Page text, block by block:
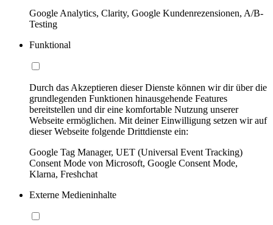
Google Analytics, Clarity, Google Kundenrezensionen, A/B-
Testing
Funktional
Durch das Akzeptieren dieser Dienste können wir dir über die
grundlegenden Funktionen hinausgehende Features
bereitstellen und dir eine komfortable Nutzung unserer
Webseite ermöglichen. Mit deiner Einwilligung setzen wir auf
dieser Webseite folgende Drittdienste ein:
Google Tag Manager, UET (Universal Event Tracking)
Consent Mode von Microsoft, Google Consent Mode,
Klarna, Freshchat
Externe Medieninhalte